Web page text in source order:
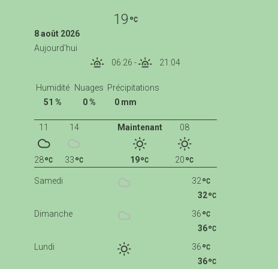
19
8 août 2026
Aujourd'hui
06:26 - 21:04
Humidité
51 %
Nuages
0 %
Précipitations
0 mm
Maintenant
19
08
20
11
28
14
33
Samedi
32
32
Dimanche
36
36
Lundi
36
36